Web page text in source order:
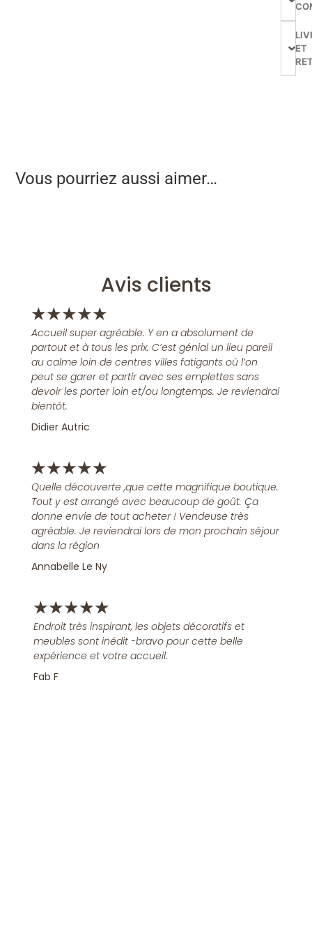
ET
Vous pourriez aussi aimer…
Avis clients
★★★★★
Accueil super agréable. Y en a absolument de
partout et à tous les prix. C’est génial un lieu pareil
au calme loin de centres villes fatigants où l’on
peut se garer et partir avec ses emplettes sans
devoir les porter loin et/ou longtemps. Je reviendrai
bientôt.
Didier Autric
★★★★★
Quelle découverte ,que cette magnifique boutique.
Tout y est arrangé avec beaucoup de goût. Ça
donne envie de tout acheter ! Vendeuse très
agréable. Je reviendrai lors de mon prochain séjour
dans la région
Annabelle Le Ny
★★★★★
Endroit très inspirant, les objets décoratifs et
meubles sont inédit -bravo pour cette belle
expérience et votre accueil.
Fab F